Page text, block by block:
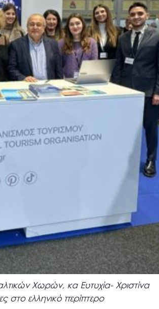
Χωρών, κα Ευτυχία- Χριστίνα
στο ελληνικό περίπτερο